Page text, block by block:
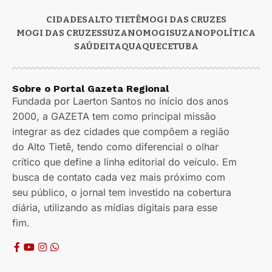
CIDADESALTO TIETÊMOGI DAS CRUZES
MOGI DAS CRUZESSUZANOMOGISUZANOPOLÍTICA
SAÚDEITAQUAQUECETUBA
Sobre o Portal Gazeta Regional
Fundada por Laerton Santos no início dos anos
2000, a GAZETA tem como principal missão
integrar as dez cidades que compõem a região
do Alto Tietê, tendo como diferencial o olhar
crítico que define a linha editorial do veículo. Em
busca de contato cada vez mais próximo com
seu público, o jornal tem investido na cobertura
diária, utilizando as mídias digitais para esse
fim.